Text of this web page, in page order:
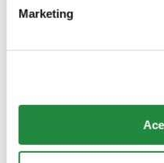
Marketing
Información básica acerca de
Reglamento General de
y en la Ley Orgánica 3/2018,
Personales y garantía de los